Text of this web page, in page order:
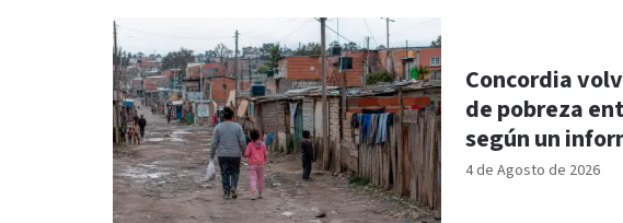
4 de Agosto de 2026
Concordia
de pobreza
según un